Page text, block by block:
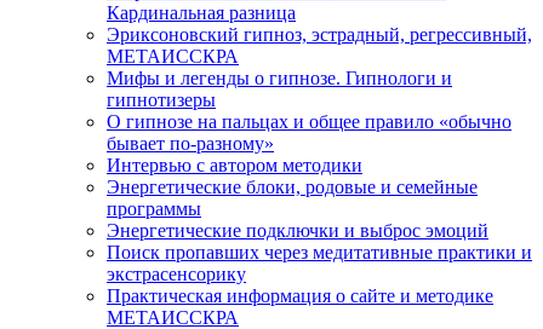
Кардинальная разница
Эриксоновский гипноз, эстрадный, регрессивный,
МЕТАИССКРА
Мифы и легенды о гипнозе. Гипнологи и
гипнотизеры
О гипнозе на пальцах и общее правило «обычно
бывает по-разному»
Интервью с автором методики
Энергетические блоки, родовые и семейные
программы
Энергетические подключки и выброс эмоций
Поиск пропавших через медитативные практики и
экстрасенсорику
Практическая информация о сайте и методике
МЕТАИССКРА